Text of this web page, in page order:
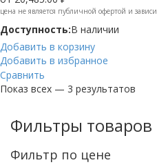
цена не является публичной офертой и
Доступность:В наличии
Добавить в корзину
Добавить в избранное
Сравнить
Показ всех — 3 результатов
Фильтры товаров
Фильтр по цене